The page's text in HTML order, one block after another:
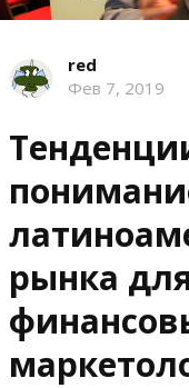
red
Фев 7, 2019
рынка